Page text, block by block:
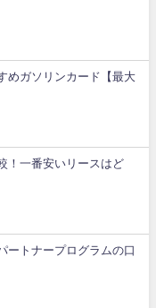
めガソリンカード【最大
！一番安いリースはど
ートナープログラムの口